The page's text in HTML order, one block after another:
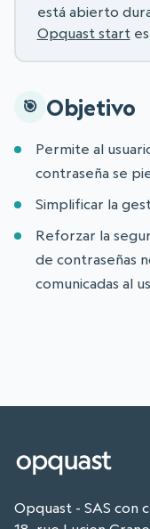
está abierto
Opquast startes
Objetivo
Permite al
contraseña se
Simplificar la
Reforzar la
de contraseñas
comunicadas al
Opquast - SAS con